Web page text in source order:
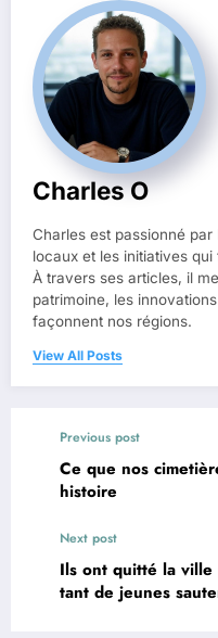
Charles O
Charles est passionné
locaux et les initiatives qui
À travers ses articles, il
patrimoine, les
façonnent nos régions.
View All Posts
Previous post
Ce que nos
histoire
Next post
Ils ont quitté la
tant de jeunes